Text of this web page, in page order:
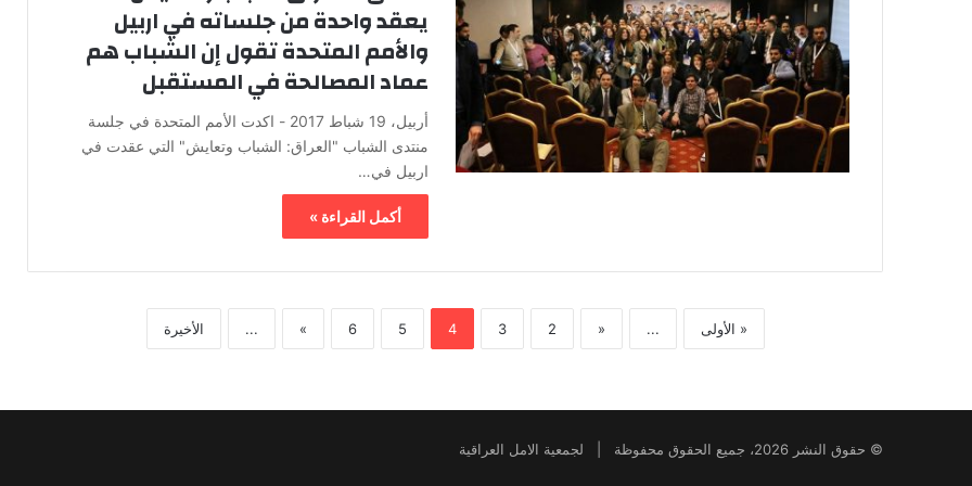
يعقد واحدة من جلساته في اربيل
والأمم المتحدة تقول إن الشباب هم
عماد المصالحة في المستقبل
أربيل، 19 شباط 2017 - اكدت الأمم المتحدة في جلسة
منتدى الشباب "العراق: الشباب وتعايش" التي عقدت في
اربيل في…
أكمل القراءة »
« الأولى ...
«
2
3
4
5
6
»
... الأخيرة
© حقوق النشر 2026، جميع الحقوق محفوظة | لجمعية الامل العراقية